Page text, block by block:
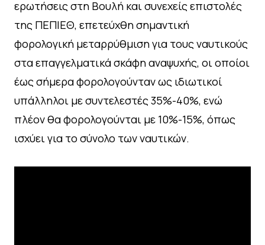
ερωτήσεις στη Βουλή και συνεχείς επιστολές
της ΠΕΠΙΕΘ, επετεύχθη σημαντική
φορολογική μεταρρύθμιση για τους ναυτικούς
στα επαγγελματικά σκάφη αναψυχής, οι οποίοι
έως σήμερα φορολογούνταν ως ιδιωτικοί
υπάλληλοι με συντελεστές 35%-40%, ενώ
πλέον θα φορολογούνται με 10%-15%, όπως
ισχύει για το σύνολο των ναυτικών.